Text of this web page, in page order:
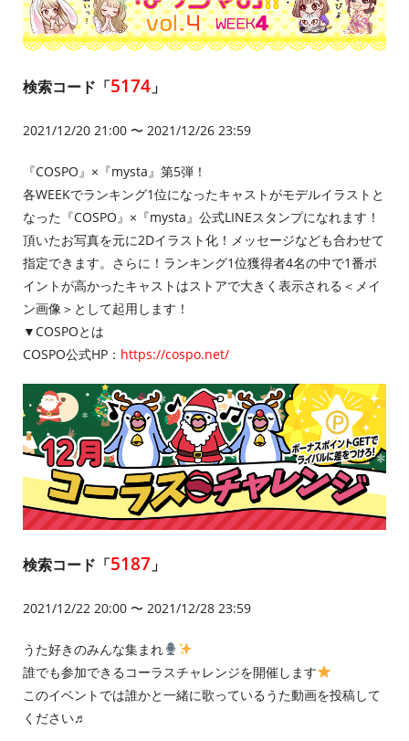
検索コード「5174」
2021/12/20 21:00 〜 2021/12/26 23:59
『COSPO』×『mysta』第5弾！
各WEEKでランキング1位になったキャストがモデルイラストと
なった『COSPO』×『mysta』公式LINEスタンプになれます！
頂いたお写真を元に2Dイラスト化！メッセージなども合わせて
指定できます。さらに！ランキング1位獲得者4名の中で1番ポ
イントが高かったキャストはストアで大きく表示される＜メイ
ン画像＞として起用します！
▼COSPOとは
COSPO公式HP： https://cospo.net/
検索コード「5187 」
2021/12/22 20:00 〜 2021/12/28 23:59
うた好きのみんな集まれ
誰でも参加できるコーラスチャレンジを開催します
このイベントでは誰かと一緒に歌っているうた動画を投稿して
ください♬